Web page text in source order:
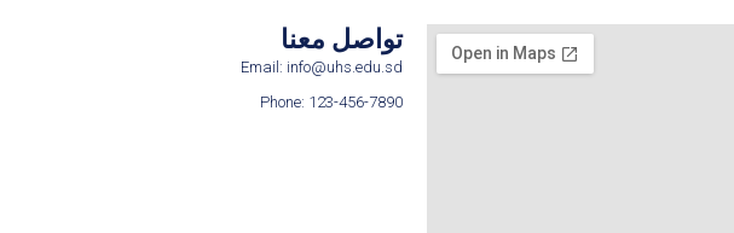
تواصل معنا
Email: info@uhs.edu.sd
Phone: 123-456-7890